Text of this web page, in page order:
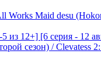
Works Maid desu
из 12+] [6 серия - 12
сезон) / Clevatess